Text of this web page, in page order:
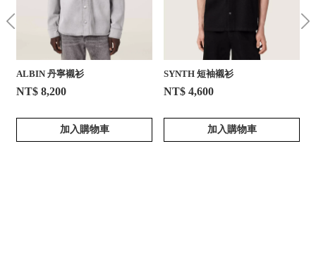
ALBIN 丹寧襯衫
NT$ 8,200
加入購物車
SYNTH 短袖襯衫
NT$ 4,600
加入購物車